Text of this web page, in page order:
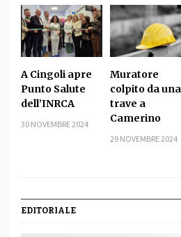
A Cingoli apre
Punto Salute
dell’INRCA
30 NOVEMBRE 2024
Muratore
colpito da una
trave a
Camerino
29 NOVEMBRE 2024
EDITORIALE